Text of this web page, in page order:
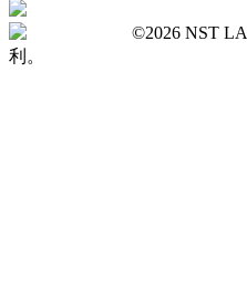
©2026 NST
利。